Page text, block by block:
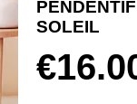
SOLEIL